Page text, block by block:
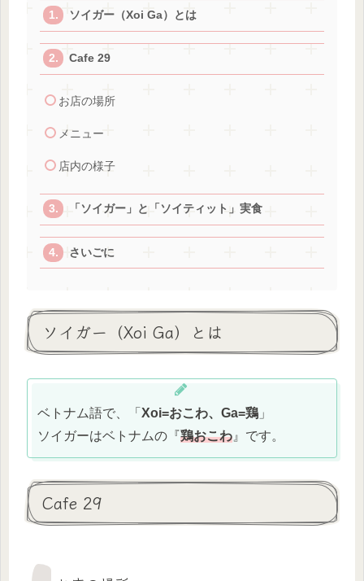
ソイガー（Xoi Ga）とは
Cafe 29
お店の場所
メニュー
店内の様子
「ソイガー」と「ソイティット」実食
さいごに
ソイガー（Xoi Ga）とは
ベトナム語で、「 Xoi=おこわ、Ga=鶏 」
ソイガーはベトナムの『鶏おこわ 』です。
Cafe 29